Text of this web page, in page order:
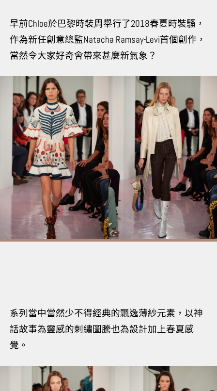
早前Chloe於巴黎時裝周舉行了2018春夏時裝騷，
作為新任創意總監Natacha Ramsay-Levi首個創作，
當然令大家好奇會帶來甚麼新氣象？
系列當中當然少不得經典的飄逸薄紗元素，以神
話故事為靈感的刺繡圖騰也為設計加上春夏感
覺。